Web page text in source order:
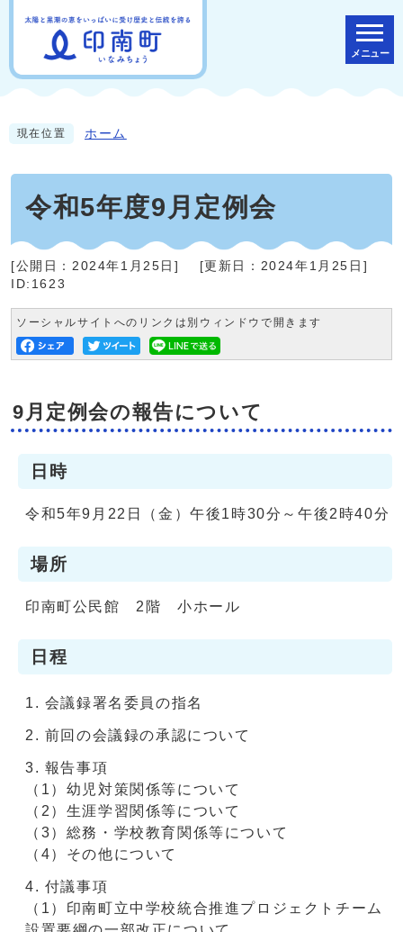
メニュー
現在位置 ホーム
令和5年度9月定例会
[公開日： 2024年1月25日 ] [更新日： 2024年1月25日 ]
ID:1623
ソーシャルサイトへのリンクは別ウィンドウで開きます
9月定例会の報告について
日時
令和5年9月22日（金）午後1時30分～午後2時40分
場所
印南町公民館 2階 小ホール
日程
会議録署名委員の指名
前回の会議録の承認について
報告事項
（1）幼児対策関係等について
（2）生涯学習関係等について
（3）総務・学校教育関係等について
（4）その他について
付議事項
（1）印南町立中学校統合推進プロジェクトチーム